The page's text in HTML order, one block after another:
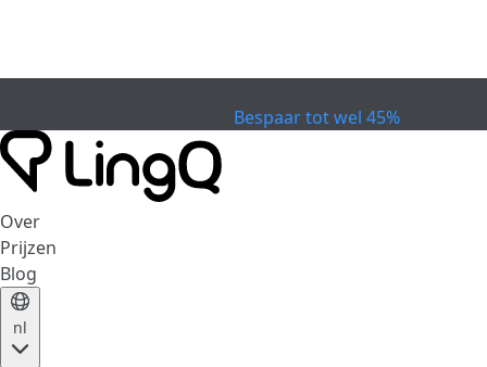
Bespaar tot wel 45%
Over
Prijzen
Blog
nl